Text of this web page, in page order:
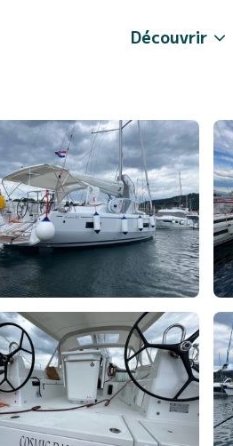
Découvrir